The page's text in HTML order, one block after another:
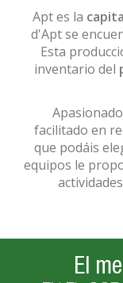
Apt es la
d'Apt se
Esta
inventario del
facilitado en
que podáis
equipos le
El